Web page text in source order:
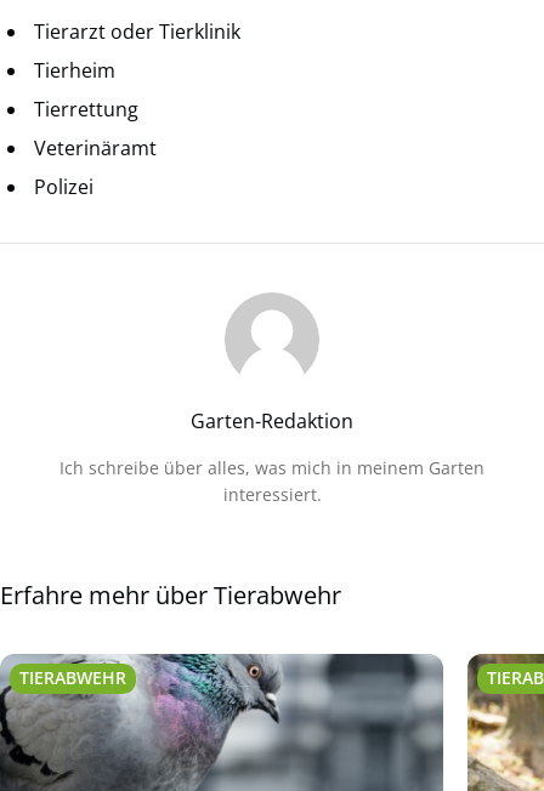
Tierarzt oder Tierklinik
Tierheim
Tierrettung
Veterinäramt
Polizei
Garten-Redaktion
Ich schreibe über alles, was mich in meinem Garten
interessiert.
Erfahre mehr über Tierabwehr
TIERABWEHR